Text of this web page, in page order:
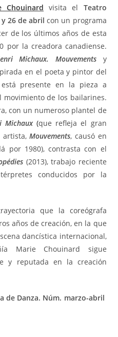
Chouinard visita el Teatro
y 26 de abril con un programa
de los últimos años de esta
por la creadora canadiense.
Michaux. Mouvementsy
en el poeta y pintor del
presente en la pieza a
movimiento de los bailarines.
con un numeroso plantel de
Michaux(que refleja el gran
artista,Mouvements, causó en
por 1980), contrasta con el
(2013), trabajo reciente
conducidos por la
que la coreógrafa
años de creación, en la que
dancística internacional,
Marie Chouinard sigue
y reputada en la creación
de Danza. Núm. marzo-abril